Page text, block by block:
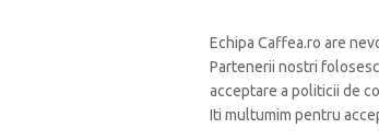
Echipa Caffea.ro are
Partenerii nostri
acceptare a politicii de
Iti multumim pentru